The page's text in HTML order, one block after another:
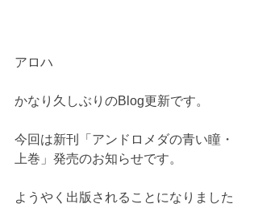
アロハ
かなり久しぶりのBlog更新です。
今回は新刊「アンドロメダの青い瞳・
上巻」発売のお知らせです。
ようやく出版されることになりました